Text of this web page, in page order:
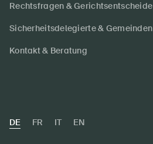
Rechtsfragen & Gerichtsentscheide
Sicherheitsdelegierte & Gemeinden
Kontakt & Beratung
DE FR IT EN